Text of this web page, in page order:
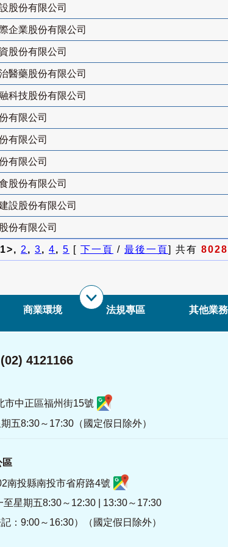
股份有限公司
企業股份有限公司
股份有限公司
醫藥股份有限公司
科技股份有限公司
有限公司
有限公司
有限公司
股份有限公司
設股份有限公司
份有限公司
2, 3, 4, 5 [ 下一頁 / 最後一頁] 共有 8028
商業環境 法規專區 其他業務
4121166
市中正區福州街15號
五8:30～17:30（國定假日除外）
區
南投縣南投市省府路4號
星期五8:30～12:30 | 13:30～17:30
記：9:00～16:30）（國定假日除外）